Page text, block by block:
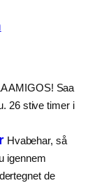
AMIGOS! Saa
26 stive timer i
Hvabehar, så
igennem
de